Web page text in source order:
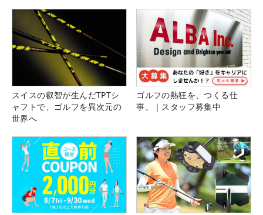
スイスの叡智が生んだTPTシ
ャフトで、ゴルフを異次元の
世界へ
ゴルフの熱狂を、つくる仕
事。｜スタッフ募集中